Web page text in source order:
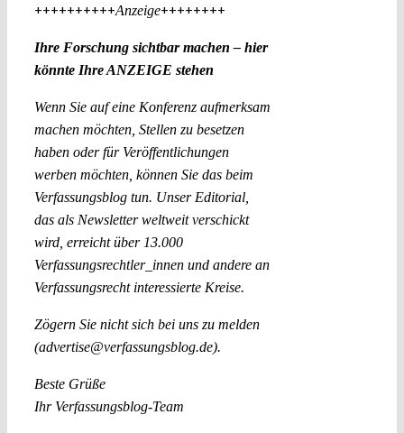
++++++++++Anzeige++++++++
Ihre Forschung sichtbar machen – hier
könnte Ihre ANZEIGE stehen
Wenn Sie auf eine Konferenz aufmerksam
machen möchten, Stellen zu besetzen
haben oder für Veröffentlichungen
werben möchten, können Sie das beim
Verfassungsblog tun. Unser Editorial,
das als Newsletter weltweit verschickt
wird, erreicht über 13.000
Verfassungsrechtler_innen und andere an
Verfassungsrecht interessierte Kreise.
Zögern Sie nicht sich bei uns zu melden
(advertise@verfassungsblog.de).
Beste Grüße
Ihr Verfassungsblog-Team